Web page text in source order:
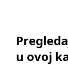
u ovoj